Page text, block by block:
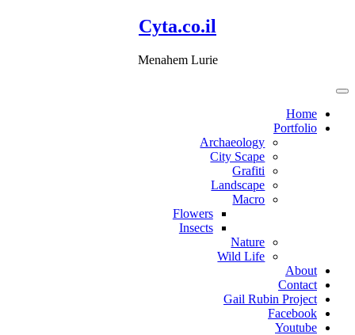
Cyta.co.il
Menahem Lurie
Home
Portfolio
Archaeology
City Scape
Grafiti
Landscape
Macro
Flowers
Insects
Nature
Wild Life
About
Contact
Gail Rubin Project
Facebook
Youtube